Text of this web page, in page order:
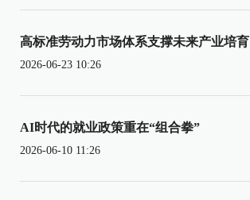
高标准劳动力市场体系支撑未来产业培育
2026-06-23 10:26
AI时代的就业政策重在“组合拳”
2026-06-10 11:26